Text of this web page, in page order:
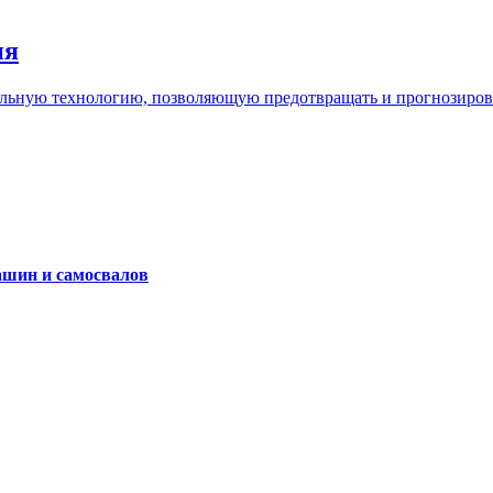
технологию, позволяющую предотвращать и
и самосвалов